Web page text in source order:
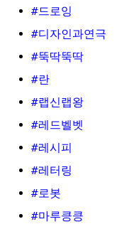
#드로잉
#디자인과연극
#뚝딱뚝딱
#란
#랩신랩왕
#레드벨벳
#레시피
#레터링
#로봇
#마루킁킁